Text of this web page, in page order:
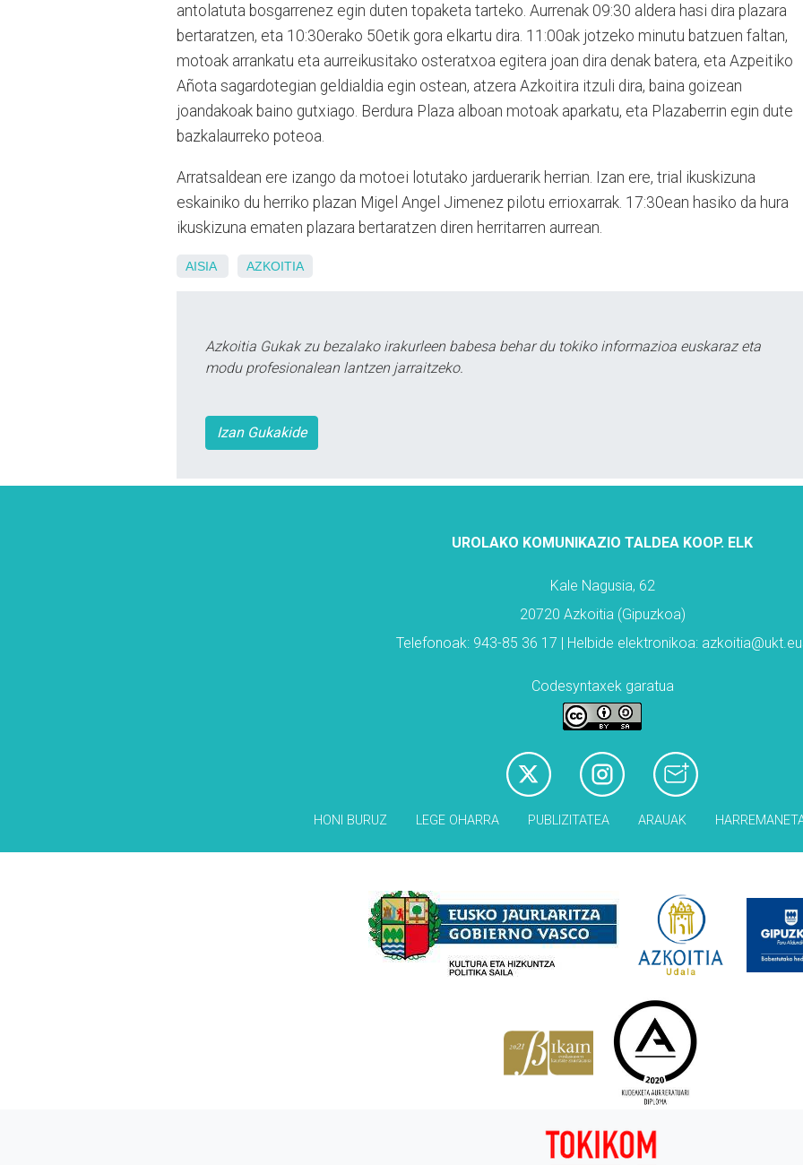
antolatuta bosgarrenez egin duten topaketa tarteko. Aurrenak 09:30 aldera hasi dira plazara
bertaratzen, eta 10:30erako 50etik gora elkartu dira. 11:00ak jotzeko minutu batzuen faltan,
motoak arrankatu eta aurreikusitako osteratxoa egitera joan dira denak batera, eta Azpeitiko
Añota sagardotegian geldialdia egin ostean, atzera Azkoitira itzuli dira, baina goizean
joandakoak baino gutxiago. Berdura Plaza alboan motoak aparkatu, eta Plazaberrin egin dute
bazkalaurreko poteoa.
Arratsaldean ere izango da motoei lotutako jarduerarik herrian. Izan ere, trial ikuskizuna
eskainiko du herriko plazan Migel Angel Jimenez pilotu errioxarrak. 17:30ean hasiko da hura
ikuskizuna ematen plazara bertaratzen diren herritarren aurrean.
AISIA AZKOITIA
Azkoitia Gukak zu bezalako irakurleen babesa behar du tokiko informazioa euskaraz eta
modu profesionalean lantzen jarraitzeko.
Izan Gukakide
UROLAKO KOMUNIKAZIO TALDEA KOOP. ELK
Kale Nagusia, 62
20720 Azkoitia (Gipuzkoa)
Telefonoak: 943-85 36 17 | Helbide elektronikoa:
Codesyntaxek garatua
HONI BURUZ LEGE OHARRA PUBLIZITATEA ARAUAK